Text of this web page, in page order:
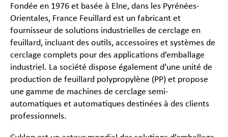
Fondée en 1976 et basée à Elne, dans les Pyrénées-
Orientales, France Feuillard est un fabricant et
fournisseur de solutions industrielles de cerclage en
feuillard, incluant des outils, accessoires et systèmes de
cerclage complets pour des applications d’emballage
industriel. La société dispose également d’une unité de
production de feuillard polypropylène (PP) et propose
une gamme de machines de cerclage semi-
automatiques et automatiques destinées à des clients
professionnels.